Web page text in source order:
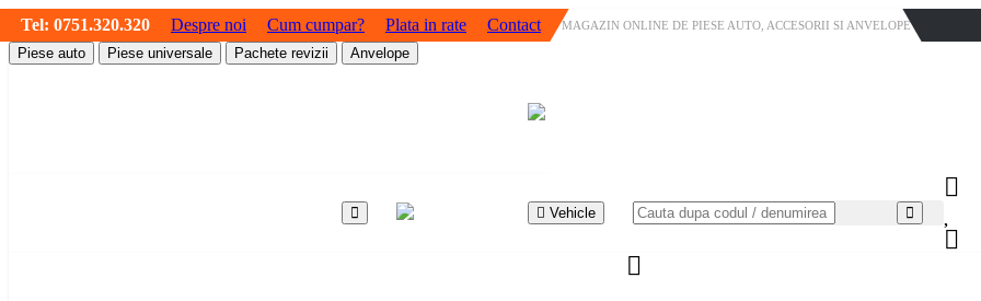
Tel:0751.320.320 Despre noi Cum cumpar? Plata in rate Contact MAGAZIN ONLINE DE PIESE AUTO, ACCESORII SI ANVELOPE
Piese auto Piese universale Pachete revizii Anvelope
Vehicle